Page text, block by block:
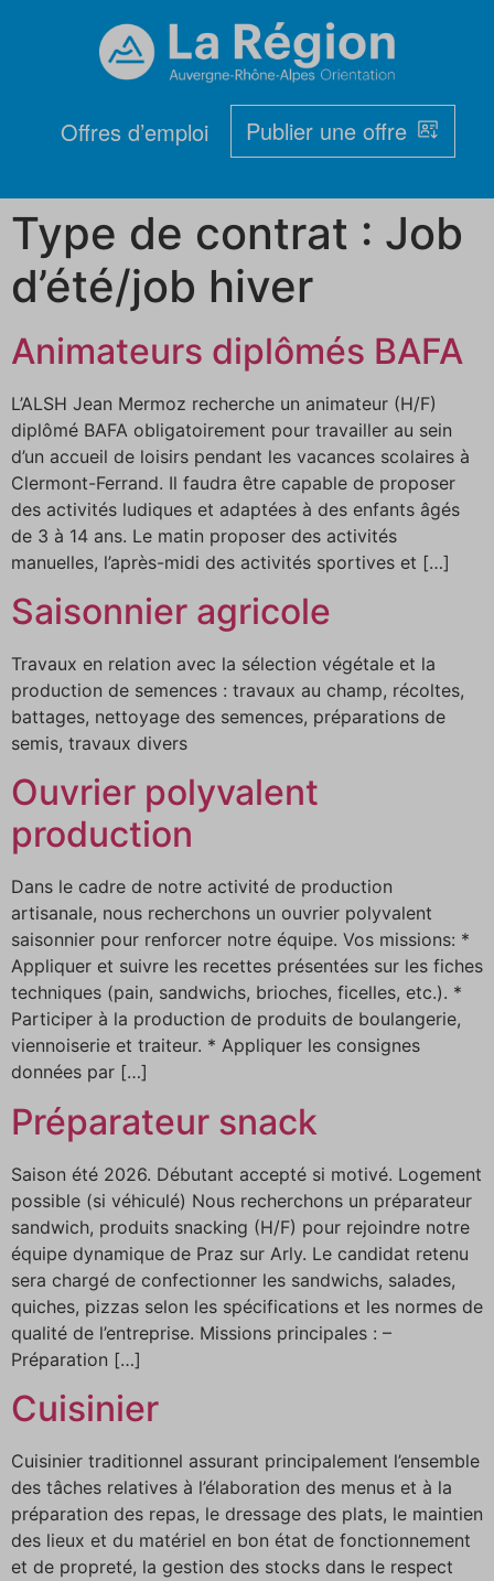
Offres d’emploi Publier une offre
Type de contrat : Job
d’été/job hiver
Animateurs diplômés BAFA
L’ALSH Jean Mermoz recherche un animateur (H/F)
diplômé BAFA obligatoirement pour travailler au sein
d’un accueil de loisirs pendant les vacances scolaires à
Clermont-Ferrand. Il faudra être capable de proposer
des activités ludiques et adaptées à des enfants âgés
de 3 à 14 ans. Le matin proposer des activités
manuelles, l’après-midi des activités sportives et […]
Saisonnier agricole
Travaux en relation avec la sélection végétale et la
production de semences : travaux au champ, récoltes,
battages, nettoyage des semences, préparations de
semis, travaux divers
Ouvrier polyvalent
production
Dans le cadre de notre activité de production
artisanale, nous recherchons un ouvrier polyvalent
saisonnier pour renforcer notre équipe. Vos missions: *
Appliquer et suivre les recettes présentées sur les fiches
techniques (pain, sandwichs, brioches, ficelles, etc.). *
Participer à la production de produits de boulangerie,
viennoiserie et traiteur. * Appliquer les consignes
données par […]
Préparateur snack
Saison été 2026. Débutant accepté si motivé. Logement
possible (si véhiculé) Nous recherchons un préparateur
sandwich, produits snacking (H/F) pour rejoindre notre
équipe dynamique de Praz sur Arly. Le candidat retenu
sera chargé de confectionner les sandwichs, salades,
quiches, pizzas selon les spécifications et les normes de
qualité de l’entreprise. Missions principales : –
Préparation […]
Cuisinier
Cuisinier traditionnel assurant principalement l’ensemble
des tâches relatives à l’élaboration des menus et à la
préparation des repas, le dressage des plats, le maintien
des lieux et du matériel en bon état de fonctionnement
et de propreté, la gestion des stocks dans le respect